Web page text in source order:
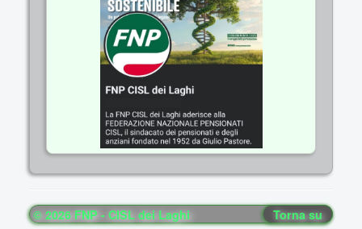
Torna su
© 2026 FNP - CISL dei Laghi